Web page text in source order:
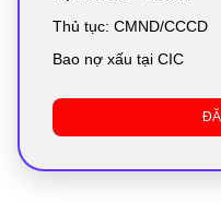
Thủ tục: CMND/CCCD
Bao nợ xấu tại CIC